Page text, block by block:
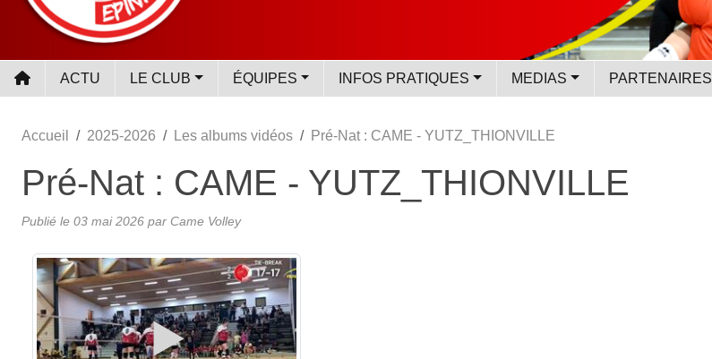
ACTU LE CLUB ÉQUIPES INFOS PRATIQUES MEDIAS PARTENAIRES
Accueil 2025-2026 Les albums vidéos Pré-Nat : CAME - YUTZ_THIONVILLE
Pré-Nat : CAME - YUTZ_THIONVILLE
Publié le 03 mai 2026 par Came Volley